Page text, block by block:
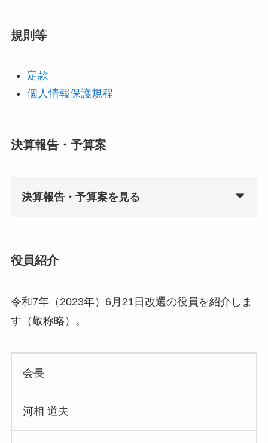
規則等
定款
個人情報保護規程
決算報告・予算案
決算報告・予算案を見る
役員紹介
令和7年（2023年）6月21日改選の役員を紹介しま
す（敬称略）。
会長
河相 道夫